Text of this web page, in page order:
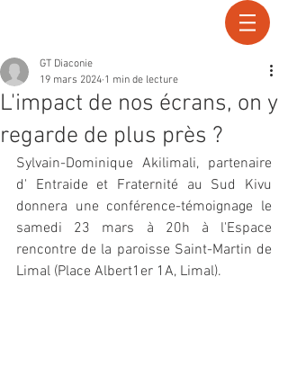
L'impact de nos écrans, on y
regarde de plus près ?
GT Diaconie
19 mars 2024 1 min de lecture
Sylvain-Dominique Akilimali, partenaire
d' Entraide et Fraternité au Sud Kivu
donnera une conférence-témoignage le
samedi 23 mars à 20h à l'Espace
rencontre de la paroisse Saint-Martin de
Limal (Place Albert1er 1A, Limal).